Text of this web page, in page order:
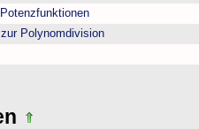
Polynomdivision